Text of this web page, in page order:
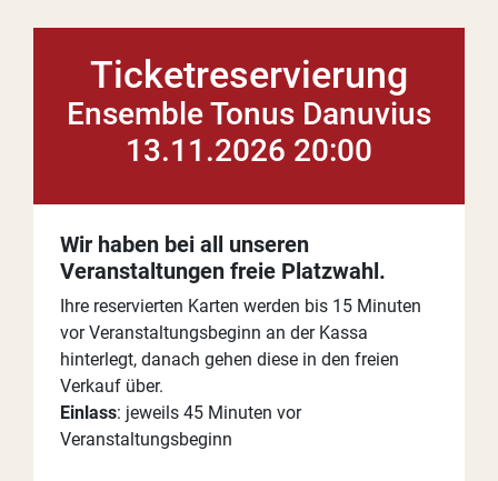
Ticketreservierung
Ensemble Tonus Danuvius
13.11.2026 20:00
Wir haben bei all unseren
Veranstaltungen freie Platzwahl.
Ihre reservierten Karten werden bis 15 Minuten
vor Veranstaltungsbeginn an der Kassa
hinterlegt, danach gehen diese in den freien
Verkauf über.
Einlass: jeweils 45 Minuten vor
Veranstaltungsbeginn